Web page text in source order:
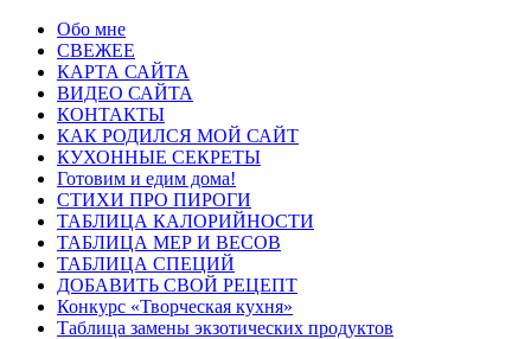
Обо мне
СВЕЖЕЕ
КАРТА САЙТА
ВИДЕО САЙТА
КОНТАКТЫ
КАК РОДИЛСЯ МОЙ САЙТ
КУХОННЫЕ СЕКРЕТЫ
Готовим и едим дома!
СТИХИ ПРО ПИРОГИ
ТАБЛИЦА КАЛОРИЙНОСТИ
ТАБЛИЦА МЕР И ВЕСОВ
ТАБЛИЦА СПЕЦИЙ
ДОБАВИТЬ СВОЙ РЕЦЕПТ
Конкурс «Творческая кухня»
Таблица замены экзотических продуктов